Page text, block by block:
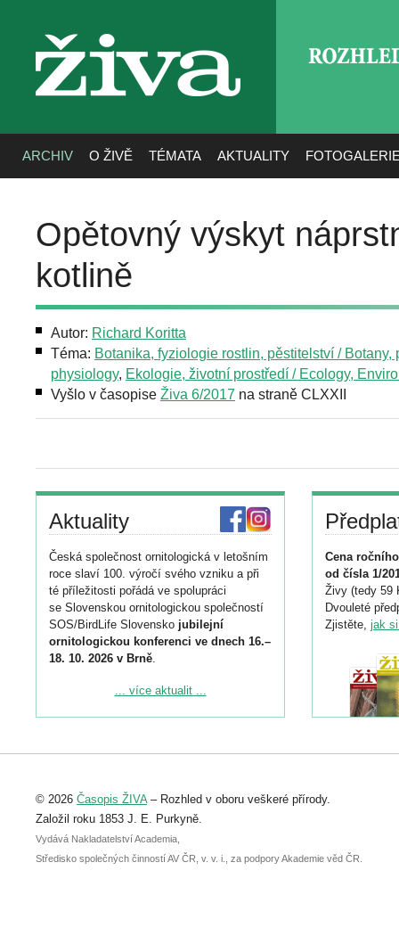
živa
ARCHIV O ŽIVĚ TÉMATA AKTUALITY
Opětovný výskyt
kotlině
Autor: Richard Koritta
Téma: Botanika, fyziologie rostlin, pěstitelství / Botany,
physiology, Ekologie, životní prostředí / Ecology,
Vyšlo v časopise Živa 6/2017 na straně CLXXII
Aktuality
Česká společnost ornitologická v letošním
roce slaví 100. výročí svého vzniku a při
té příležitosti pořádá ve spolupráci
se Slovenskou ornitologickou společností
SOS/BirdLife Slovensko jubilejní
ornitologickou konferenci ve dnech 16.–
18. 10. 2026 v Brně.
Podrobnější informace ke konferenci
Registrovat se můžete do 6. září.
abstraktu přihlášené přednášky nebo
posteru je už 30. června.
... více aktualit ...
Cena
od čísla 1/
Živy (tedy 59
Dvouleté
Zjistěte, jak
© 2026 Časopis ŽIVA– Rozhled v oboru veškeré přírody.
Založil roku 1853 J. E. Purkyně.
Vydává Nakladatelství Academia,
Středisko společných činností AV ČR, v. v. i., za podpory Akademie věd ČR.